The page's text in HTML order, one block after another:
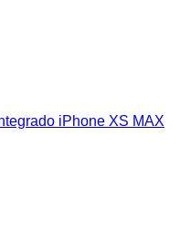
iPhone XS MAX